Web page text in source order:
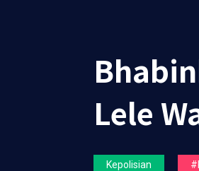
Lele
Kepolisian